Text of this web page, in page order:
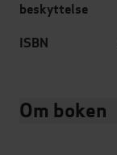
beskyttelse
ISBN
Om boken